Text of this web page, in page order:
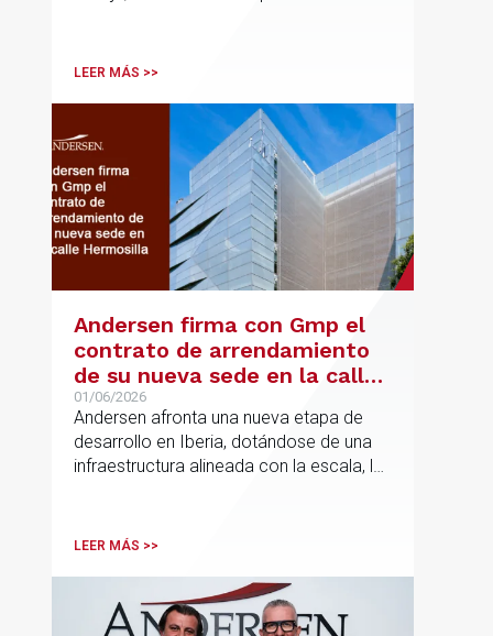
jurídico y académico
LEER MÁS >>
Andersen firma con Gmp el
contrato de arrendamiento
de su nueva sede en la calle
Hermosilla
01/06/2026
Andersen afronta una nueva etapa de
desarrollo en Iberia, dotándose de una
infraestructura alineada con la escala, la
LEER MÁS >>